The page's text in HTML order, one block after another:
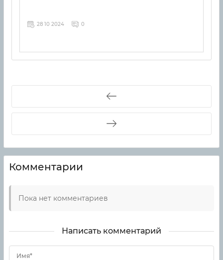
28 10 2024 0
Комментарии
Пока нет комментариев
Написать комментарий
Имя*